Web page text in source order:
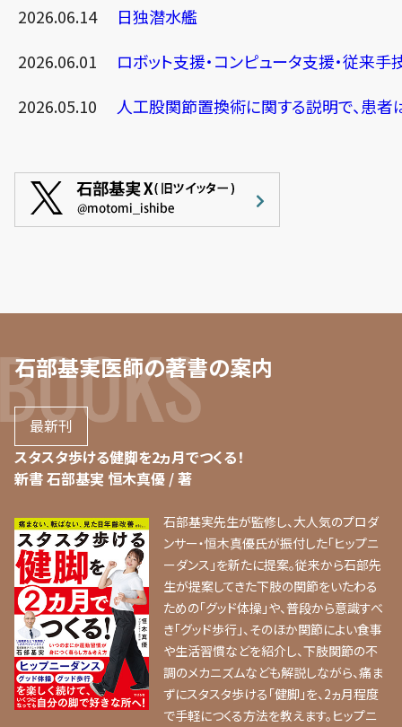
2026.06.14
日独潜水艦
2026.06.01
ロボット支援・コンピュータ支援・従来
2026.05.10
人工股関節置換術に関する説明で、患
石部基実医師の著書の案内
最新刊
スタスタ歩ける健脚を2ヵ月でつくる！
新書 石部基実 恒木真優 / 著
石部基実先生が監修し、大人気のプロダ
ンサー・恒木真優氏が振付した「ヒップニ
ーダンス」を新たに提案。従来から石部先
生が提案してきた下肢の関節をいたわる
ための「グッド体操」や、普段から意識すべ
き「グッド歩行」、そのほか関節によい食事
や生活習慣などを紹介し、下肢関節の不
調のメカニズムなども解説しながら、痛ま
ずにスタスタ歩ける「健脚」を、2ヵ月程度
で手軽につくる方法を教えます。ヒップニ